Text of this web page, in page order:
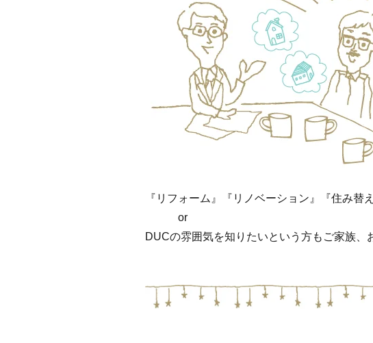
『リフォーム』『リノベーション』『住み替
or
DUCの雰囲気を知りたいという方もご家族、